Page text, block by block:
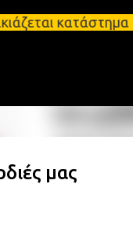
στο κύριο
μας